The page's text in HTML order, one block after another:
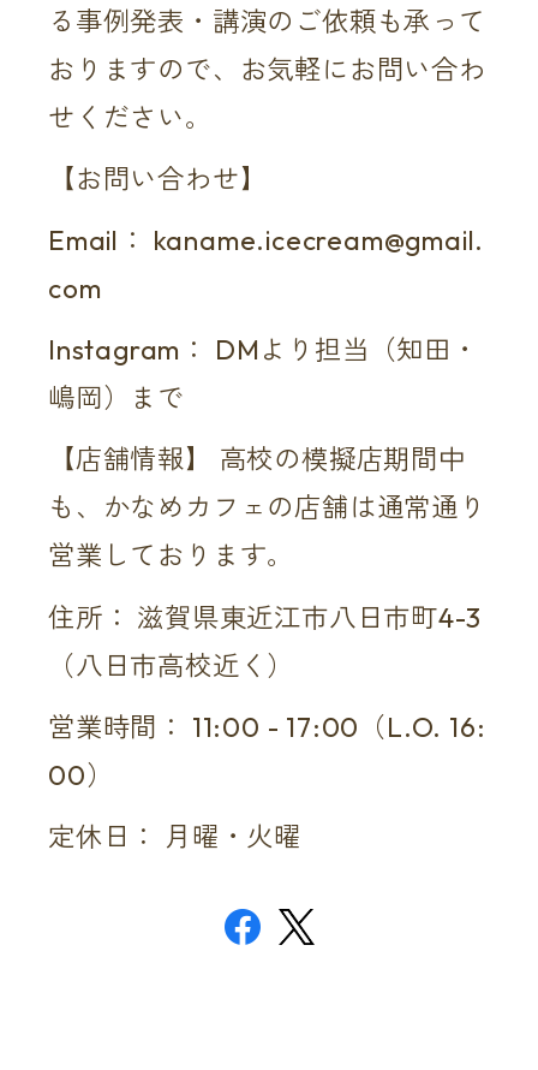
る事例発表・講演のご依頼も承って
おりますので、お気軽にお問い合わ
せください。
【お問い合わせ】
Email： kaname.icecream@gmail.
com
Instagram： DMより担当（知田・
嶋岡）まで
【店舗情報】 高校の模擬店期間中
も、かなめカフェの店舗は通常通り
営業しております。
住所： 滋賀県東近江市八日市町4-3
（八日市高校近く）
営業時間： 11:00 - 17:00（L.O. 16:
00）
定休日： 月曜・火曜